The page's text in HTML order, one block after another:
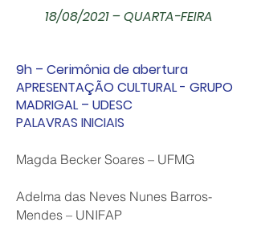
18/08/2021 – QUARTA-FEIRA
9h – Cerimônia de abertura
APRESENTAÇÃO CULTURAL - GRUPO
MADRIGAL – UDESC
PALAVRAS INICIAIS
Magda Becker Soares – UFMG
Adelma das Neves Nunes Barros-
Mendes – UNIFAP